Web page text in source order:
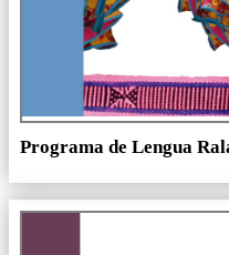
Programa de Lengua